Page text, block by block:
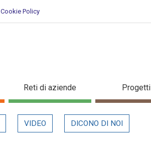
Cookie Policy
Reti di aziende Progetti
VIDEO DICONO DI NOI